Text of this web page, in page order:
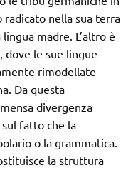
nella sua terra
madre. L’altro è
le sue lingue
rimodellate
Da questa
divergenza
fatto che la
o la grammatica.
la struttura